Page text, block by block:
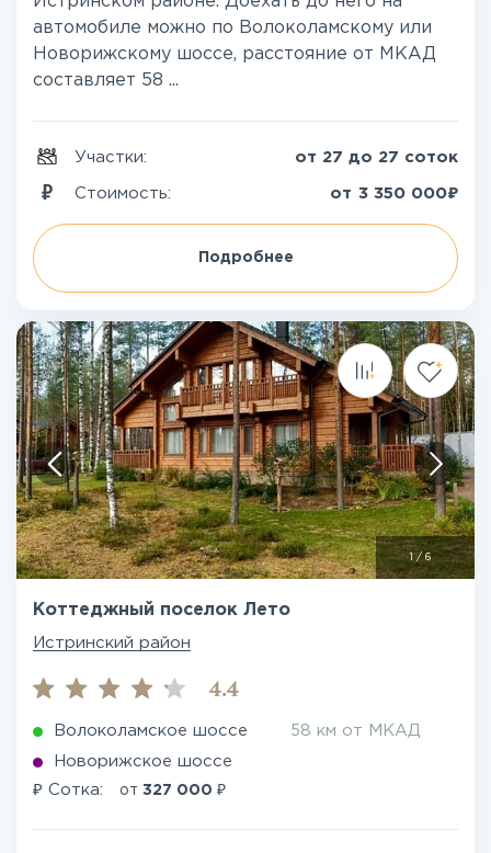
автомобиле можно по Волоколамскому или
Новорижскому шоссе, расстояние от МКАД
составляет 58 ...
Участки: от 27 до 27 соток
Стоимость: от 3 350 000₽
Подробнее
1 /6
Коттеджный поселок Лето
Истринский район
4.4
Волоколамское шоссе 58 км от МКАД
Новорижское шоссе
₽ Сотка: от 327 000 ₽